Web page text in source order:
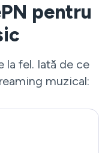
pentru
la fel. Iată de ce
muzical: